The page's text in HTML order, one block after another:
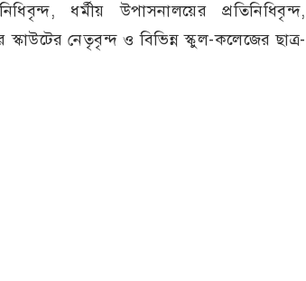
ধর্মীয় উপাসনালয়ের প্রতিনিধিবৃন্দ,
নেতৃবৃন্দ ও বিভিন্ন স্কুল-কলেজের ছাত্র-